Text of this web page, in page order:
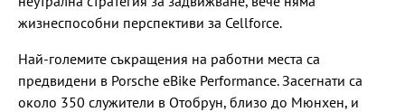
жизнеспособни перспективи за Cellforce.
Най-големите съкращения на работни места са
предвидени в Porsche eBike Performance. Засегнати са
около 350 служители в Отобрун, близо до Мюнхен, и